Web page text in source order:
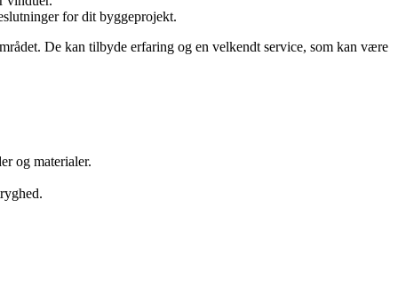
for dit byggeprojekt.
De kan tilbyde erfaring og en velkendt service, som kan være
og materialer.